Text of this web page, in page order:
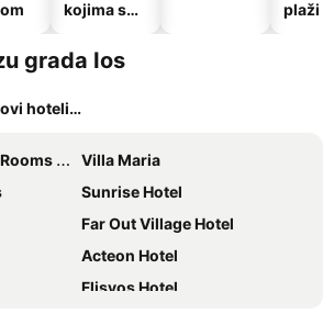
kojima su
kućni
ljubimci
plaži
grada Ios
ovi hoteli…
Camping
Villa Maria
Sunrise Hotel
Far Out Village Hotel
Acteon Hotel
Flisvos Hotel